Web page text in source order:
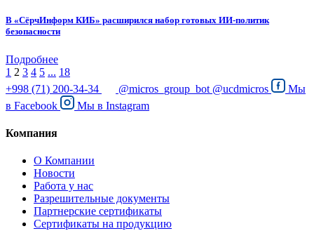
В «СёрчИнформ КИБ» расширился набор готовых ИИ-политик
безопасности
Подробнее
1 2 3 4 5 ... 18
+998 (71) 200-34-34
@micros_group_bot @ucdmicros
Мы
в Facebook Мы в Instagram
Компания
О Компании
Новости
Работа у нас
Разрешительные документы
Партнерские сертификаты
Сертификаты на продукцию